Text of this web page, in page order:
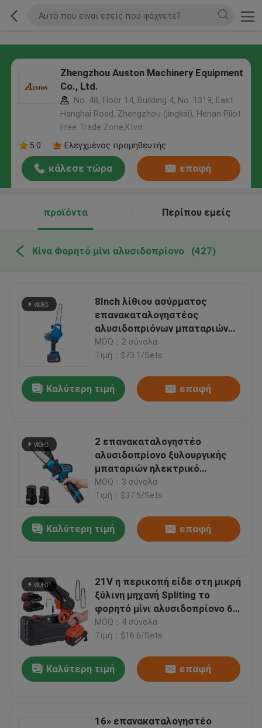
Zhengzhou Auston Machinery Equipment
Co., Ltd.
No. 48, Floor 14, Building 4, No. 1319, East
Hanghai Road, Zhengzhou (jingkai), Henan Pilot
Free Trade Zone,Κίνα
5.0
Ελεγχμένος προμηθευτής
κάλεσε τώρα επαφή
προϊόντα Περίπου εμείς
Κίνα Φορητό μίνι αλυσιδοπρίονο (427)
8Inch λίθιου ασύρματος
επανακαταλογηστέος
αλυσιδοπριόνων μπαταριών
φορητός μίνι
MOQ：2 σύνολα
Τιμή：$73.1/Sets
Καλύτερη τιμή επαφή
2 επανακαταλογηστέο
αλυσιδοπρίονο ξυλουργικής
μπαταριών ηλεκτρικό
αλυσιδοπρίονο κλάδων
δέντρων 6 ίντσας
MOQ：3 σύνολα
Τιμή：$37.5/Sets
Καλύτερη τιμή επαφή
21V η περικοπή είδε στη μικρή
ξύλινη μηχανή Spliting το
φορητό μίνι αλυσιδοπρίονο 6
ίντσα
MOQ：4 σύνολα
Τιμή：$16.6/Sets
Καλύτερη τιμή επαφή
16» επανακαταλογηστέο